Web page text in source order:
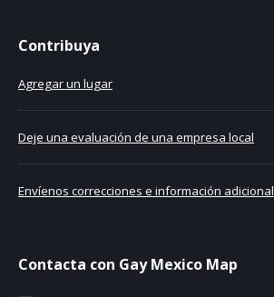
Contribuya
Agregar un lugar
Deje una evaluación de una empresa local
Envíenos correcciones e información adicional
Contacta con Gay Mexico Map